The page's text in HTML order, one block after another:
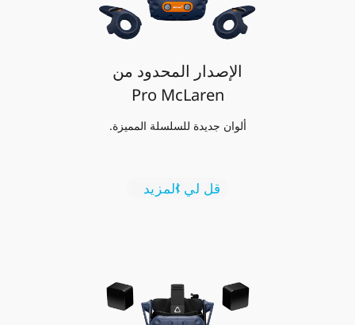
الإصدار المحدود من
Pro McLaren
ألوان جديدة للسلسلة المميزة.
قل لي المزيد